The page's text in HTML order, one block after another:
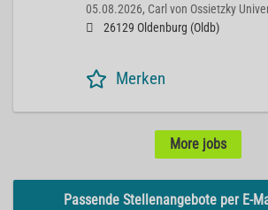
05.08.2026, Carl von Ossietzky
26129 Oldenburg (Oldb)
Merken
More jobs
Passende Stellenangebote per E-